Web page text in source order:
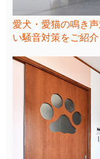
愛犬・愛猫の鳴き
い騒音対策をご紹介